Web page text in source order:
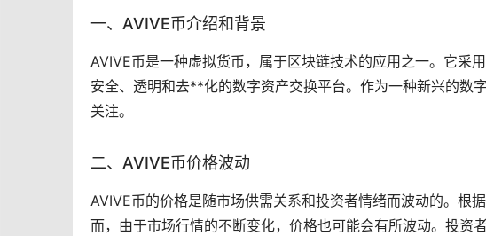
一、AVIVE币介绍和背景
AVIVE币是一种虚拟货币，属于区块链技术的应用之一。它采
安全、透明和去**化的数字资产交换平台。作为一种新兴的数
关注。
二、AVIVE币价格波动
AVIVE币的价格是随市场供需关系和投资者情绪而波动的。根
而，由于市场行情的不断变化，价格也可能会有所波动。投资